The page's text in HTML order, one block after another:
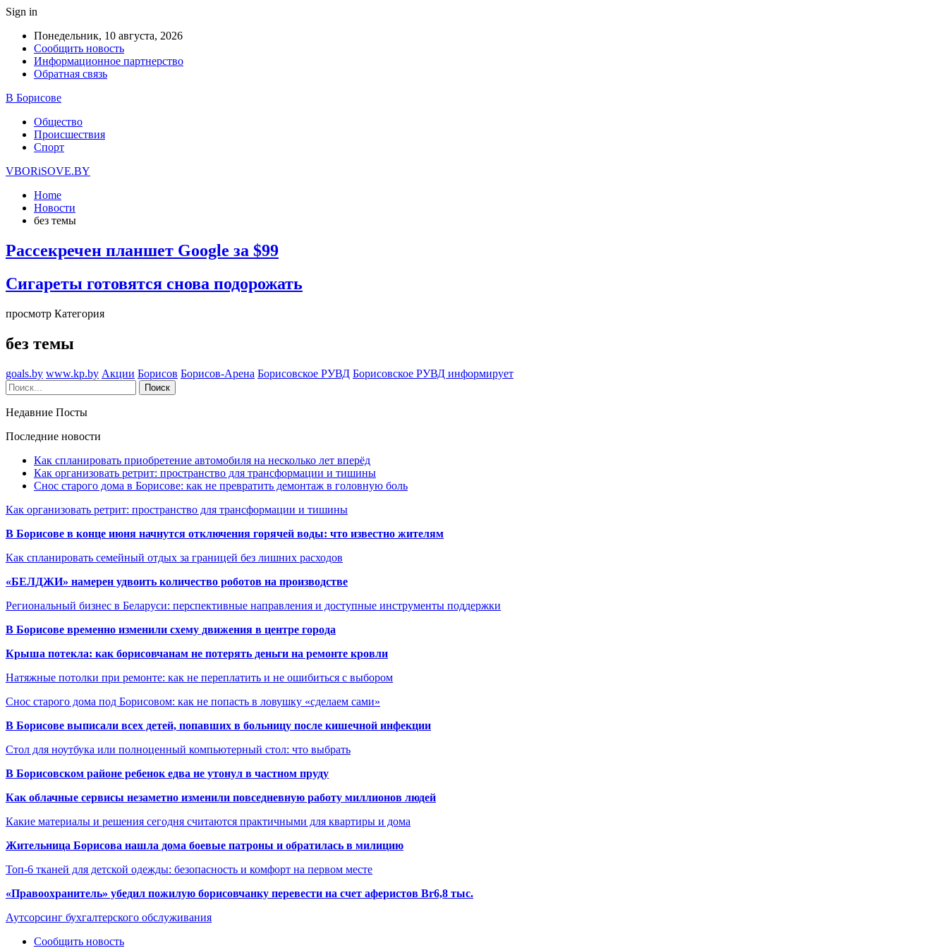
Sign in
Понедельник, 10 августа, 2026
Сообщить новость
Информационное партнерство
Обратная связь
В Борисове
Общество
Происшествия
Спорт
VBORiSOVE.BY
Home
Новости
без темы
Рассекречен планшет Google за $99
Сигареты готовятся снова подорожать
просмотр Категория
без темы
goals.by www.kp.by Акции Борисов Борисов-Арена Борисовское РУВД Борисовское РУВД информирует
Недавние Посты
Последние новости
Как спланировать приобретение автомобиля на несколько лет вперёд
Как организовать ретрит: пространство для трансформации и тишины
Снос старого дома в Борисове: как не превратить демонтаж в головную боль
Как организовать ретрит: пространство для трансформации и тишины
В Борисове в конце июня начнутся отключения горячей воды: что известно жителям
Как спланировать семейный отдых за границей без лишних расходов
«БЕЛДЖИ» намерен удвоить количество роботов на производстве
Региональный бизнес в Беларуси: перспективные направления и доступные инструменты поддержки
В Борисове временно изменили схему движения в центре города
Крыша потекла: как борисовчанам не потерять деньги на ремонте кровли
Натяжные потолки при ремонте: как не переплатить и не ошибиться с выбором
Снос старого дома под Борисовом: как не попасть в ловушку «сделаем сами»
В Борисове выписали всех детей, попавших в больницу после кишечной инфекции
Стол для ноутбука или полноценный компьютерный стол: что выбрать
В Борисовском районе ребенок едва не утонул в частном пруду
Как облачные сервисы незаметно изменили повседневную работу миллионов людей
Какие материалы и решения сегодня считаются практичными для квартиры и дома
Жительница Борисова нашла дома боевые патроны и обратилась в милицию
Топ-6 тканей для детской одежды: безопасность и комфорт на первом месте
«Правоохранитель» убедил пожилую борисовчанку перевести на счет аферистов Br6,8 тыс.
Аутсорсинг бухгалтерского обслуживания
Сообщить новость